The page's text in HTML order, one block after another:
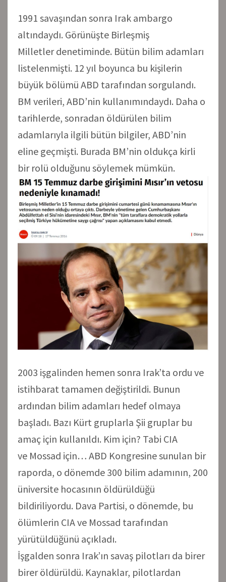
1991 savaşından sonra Irak ambargo
altındaydı. Görünüşte Birleşmiş
Milletler denetiminde. Bütün bilim adamları
listelenmişti. 12 yıl boyunca bu kişilerin
büyük bölümü ABD tarafından sorgulandı.
BM verileri, ABD’nin kullanımındaydı. Daha o
tarihlerde, sonradan öldürülen bilim
adamlarıyla ilgili bütün bilgiler, ABD’nin
eline geçmişti. Burada BM’nin oldukça kirli
bir rolü olduğunu söylemek mümkün.
2003 işgalinden hemen sonra Irak’ta ordu ve
istihbarat tamamen değiştirildi. Bunun
ardından bilim adamları hedef olmaya
başladı. Bazı Kürt gruplarla Şii gruplar bu
amaç için kullanıldı. Kim için? Tabi CIA
ve Mossad için… ABD Kongresine sunulan bir
raporda, o dönemde 300 bilim adamının, 200
üniversite hocasının öldürüldüğü
bildiriliyordu. Dava Partisi, o dönemde, bu
ölümlerin CIA ve Mossad tarafından
yürütüldüğünü açıkladı.
İşgalden sonra Irak’ın savaş pilotları da birer
birer öldürüldü. Kaynaklar, pilotlardan